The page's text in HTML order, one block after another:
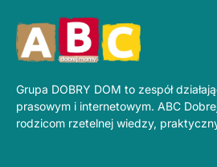
Grupa DOBRY DOM to zespół
prasowym i internetowym. ABC
rodzicom rzetelnej wiedzy,